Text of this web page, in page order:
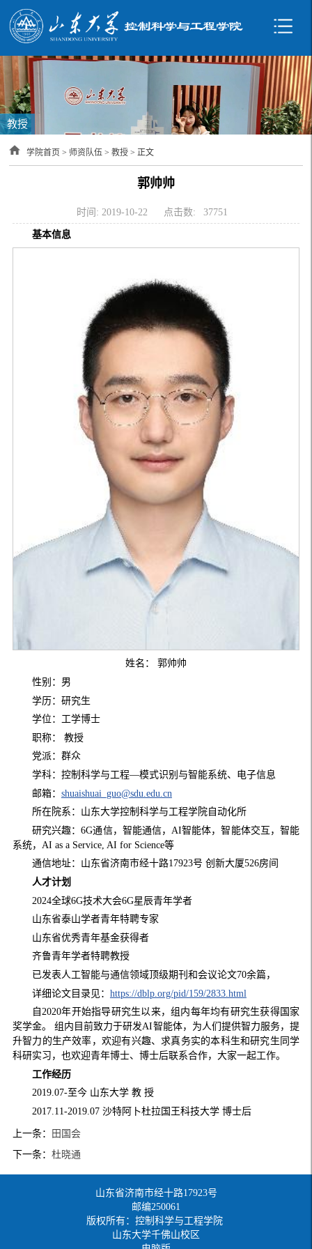
教授
学院首页 > 师资队伍 >教授 > 正文
郭帅帅
时间: 2019-10-22 点击数: 37751
基本信息
姓名： 郭帅帅
性别：男
学历：研究生
学位：工学博士
职称： 教授
党派：群众
学科：控制科学与工程—模式识别与智能系统、电子信息
邮箱： shuaishuai_guo@sdu.edu.cn
所在院系：山东大学控制科学与工程学院自动化所
研究兴趣：6G通信，智能通信，AI智能体，智能体交互，智能
系统，AI as a Service, AI for Science等
通信地址：山东省济南市经十路17923号 创新大厦526房间
人才计划
2024全球6G技术大会6G星辰青年学者
山东省泰山学者青年特聘专家
山东省优秀青年基金获得者
齐鲁青年学者特聘教授
已发表人工智能与通信领域顶级期刊和会议论文70余篇，
详细论文目录见： https://dblp.org/pid/159/2833.html
自2020年开始指导研究生以来，组内每年均有研究生获得国家
奖学金。 组内目前致力于研发AI智能体，为人们提供智力服务，提
升智力的生产效率，欢迎有兴趣、求真务实的本科生和研究生同学
科研实习，也欢迎青年博士、博士后联系合作，大家一起工作。
工作经历
2019.07-至今 山东大学 教 授
2017.11-2019.07 沙特阿卜杜拉国王科技大学 博士后
上一条：
田国会
下一条： 杜晓通
山东省济南市经十路17923号
邮编250061
版权所有：控制科学与工程学院
山东大学千佛山校区